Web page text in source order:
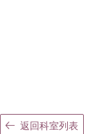
返回科室列表